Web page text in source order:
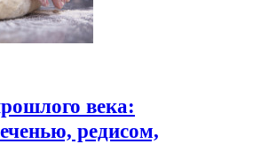
века:
редисом,